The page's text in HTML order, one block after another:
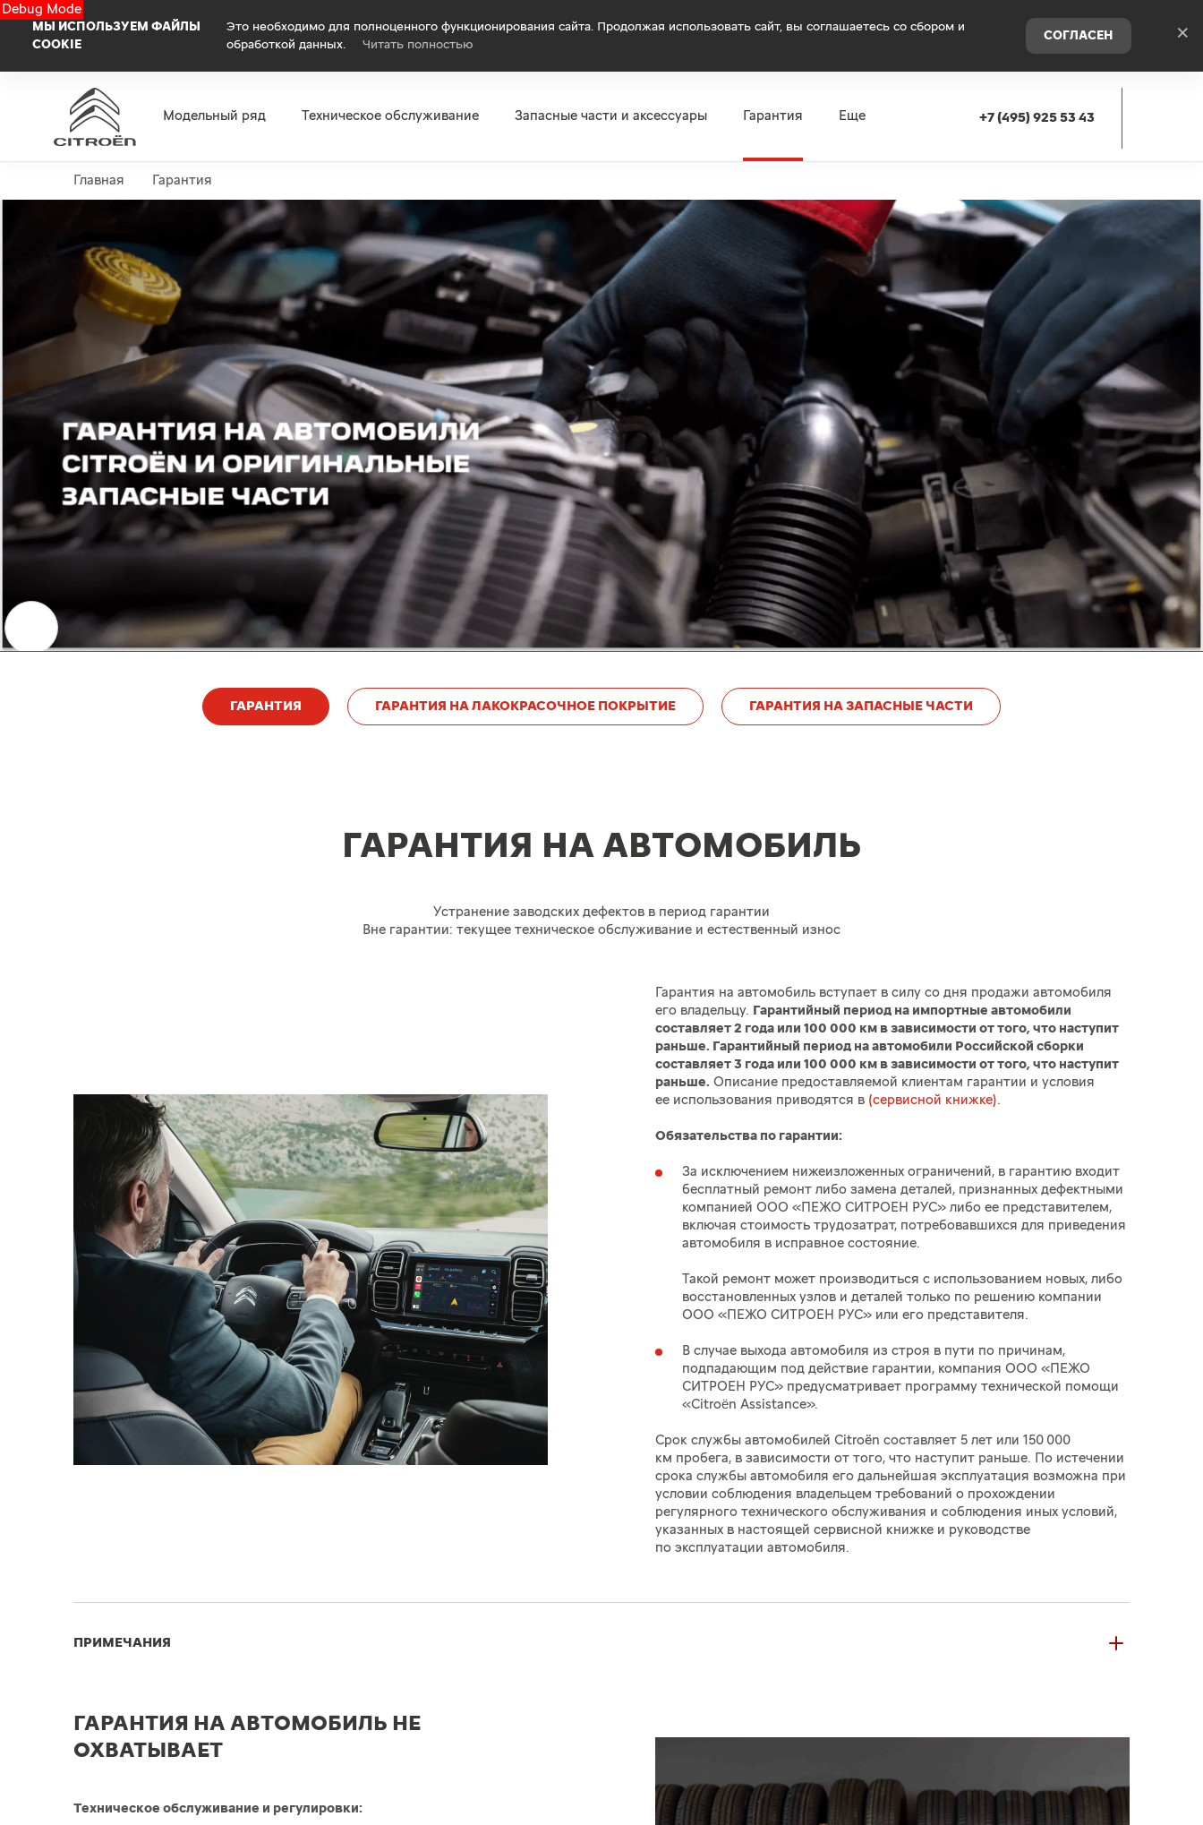
Debug Mode
МЫ ИСПОЛЬЗУЕМ ФАЙЛЫ
COOKIE
Это необходимо для полноценного функционирования сайта. Продолжая использовать сайт, вы соглашаетесь со сбором и
обработкой данных.
Читать полностью
СОГЛАСЕН ×
Модельный ряд Техническое обслуживание Запасные части и аксессуары Гарантия Еще +7 (495) 925 53 43
Главная Гарантия
ГАРАНТИЯ ГАРАНТИЯ НА ЛАКОКРАСОЧНОЕ ПОКРЫТИЕ ГАРАНТИЯ НА ЗАПАСНЫЕ ЧАСТИ
ГАРАНТИЯ НА АВТОМОБИЛЬ
Устранение заводских дефектов в период гарантии
Вне гарантии: текущее техническое обслуживание и естественный износ
Гарантия на автомобиль вступает в силу со дня продажи автомобиля
его владельцу. Гарантийный период на импортные автомобили
составляет 2 года или 100 000 км в зависимости от того, что наступит
раньше. Гарантийный период на автомобили Российской сборки
составляет 3 года или 100 000 км в зависимости от того, что наступит
раньше. Описание предоставляемой клиентам гарантии и условия
ее использования приводятся в (сервисной книжке).
Обязательства по гарантии:
За исключением нижеизложенных ограничений, в гарантию входит
бесплатный ремонт либо замена деталей, признанных дефектными
компанией ООО «ПЕЖО СИТРОЕН РУС» либо ее представителем,
включая стоимость трудозатрат, потребовавшихся для приведения
автомобиля в исправное состояние.
Такой ремонт может производиться с использованием новых, либо
восстановленных узлов и деталей только по решению компании
ООО «ПЕЖО СИТРОЕН РУС» или его представителя.
В случае выхода автомобиля из строя в пути по причинам,
подпадающим под действие гарантии, компания ООО «ПЕЖО
СИТРОЕН РУС» предусматривает программу технической помощи
«Citroën Assistance».
Срок службы автомобилей Citroёn составляет 5 лет или 150 000
км пробега, в зависимости от того, что наступит раньше. По истечении
срока службы автомобиля его дальнейшая эксплуатация возможна при
условии соблюдения владельцем требований о прохождении
регулярного технического обслуживания и соблюдения иных условий,
указанных в настоящей сервисной книжке и руководстве
по эксплуатации автомобиля.
ПРИМЕЧАНИЯ
ГАРАНТИЯ НА АВТОМОБИЛЬ НЕ
ОХВАТЫВАЕТ
Техническое обслуживание и регулировки: